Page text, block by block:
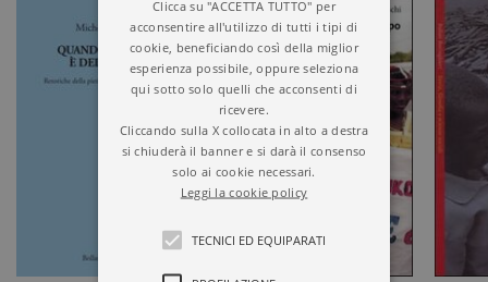
Clicca su "ACCETTA TUTTO" per
acconsentire all'utilizzo di tutti i tipi di
cookie, beneficiando così della miglior
esperienza possibile, oppure seleziona
qui sotto solo quelli che acconsenti di
ricevere.
Cliccando sulla X collocata in alto a destra
si chiuderà il banner e si darà il consenso
solo ai cookie necessari.
Leggi la cookie policy
TECNICI ED EQUIPARATI